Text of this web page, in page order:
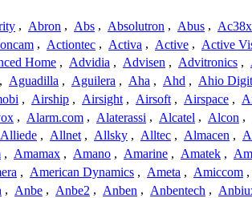
, Abron , Abs , Absolutron , Abus ,
, Actiontec , Activa , Active , Active
Home , Advidia , Advisen , Advitronics ,
, Aguadilla , Aguilera , Aha , Ahd , Ahio
, Airship , Airsight , Airsoft , Airspace ,
, Alarm.com , Alaterassi , Alcatel , Alcon ,
Alliede , Allnet , Allsky , Alltec , Almacen ,
, Amamax , Amano , Amarine , Amatek ,
, American Dynamics , Ameta , Amiccom ,
, Anbe , Anbe2 , Anben , Anbentech ,